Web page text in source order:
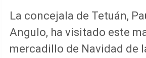
La concejala de Tetuán,
Angulo, ha visitado este
mercadillo de Navidad de